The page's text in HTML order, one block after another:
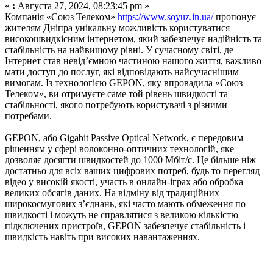
« : Августа 27, 2024, 08:23:45 pm »
Компанія «Союз Телеком» https://www.soyuz.in.ua/пропонує
жителям Дніпра унікальну можливість користуватися
високошвидкісним інтернетом, який забезпечує надійність та
стабільність на найвищому рівні. У сучасному світі, де
Інтернет став невід’ємною частиною нашого життя, важливо
мати доступ до послуг, які відповідають найсучаснішим
вимогам. Із технологією GEPON, яку впровадила «Союз
Телеком», ви отримуєте саме той рівень швидкості та
стабільності, якого потребують користувачі з різними
потребами.
GEPON, або Gigabit Passive Optical Network, є передовим
рішенням у сфері волоконно-оптичних технологій, яке
дозволяє досягти швидкостей до 1000 Мбіт/с. Це більше ніж
достатньо для всіх ваших цифрових потреб, будь то перегляд
відео у високій якості, участь в онлайн-іграх або обробка
великих обсягів даних. На відміну від традиційних
широкосмугових з’єднань, які часто мають обмеження по
швидкості і можуть не справлятися з великою кількістю
підключених пристроїв, GEPON забезпечує стабільність і
швидкість навіть при високих навантаженнях.